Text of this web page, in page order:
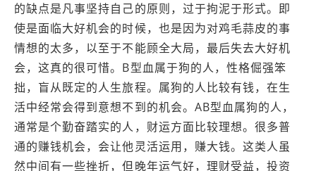
的缺点是凡事坚持自己的原则，过于拘泥于形式。即
使是面临大好机会的时候，也是因为对鸡毛蒜皮的事
情想的太多，以至于不能顾全大局，最后失去大好机
会，这真的很可惜。B型血属于狗的人，性格倔强笨
拙，盲从既定的人生旅程。属狗的人比较有钱，在生
活中经常会得到意想不到的机会。AB型血属狗的人，
通常是个勤奋踏实的人，财运方面比较理想。很多普
通的赚钱机会，会让他灵活运用，赚大钱。这类人虽
然中间有一些挫折，但晚年运气好，理财受益，投资